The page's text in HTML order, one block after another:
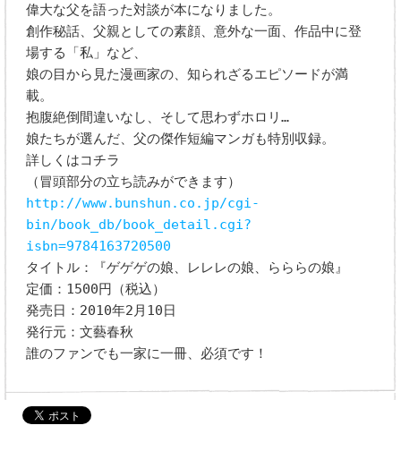
偉大な父を語った対談が本になりました。
創作秘話、父親としての素顔、意外な一面、作品中に登
場する「私」など、
娘の目から見た漫画家の、知られざるエピソードが満
載。
抱腹絶倒間違いなし、そして思わずホロリ…
娘たちが選んだ、父の傑作短編マンガも特別収録。
詳しくはコチラ
（冒頭部分の立ち読みができます）
http://www.bunshun.co.jp/cgi-
bin/book_db/book_detail.cgi?
isbn=9784163720500
タイトル：『ゲゲゲの娘、レレレの娘、らららの娘』
定価：1500円（税込）
発売日：2010年2月10日
発行元：文藝春秋
誰のファンでも一家に一冊、必須です！